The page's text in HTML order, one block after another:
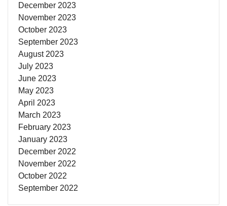
December 2023
November 2023
October 2023
September 2023
August 2023
July 2023
June 2023
May 2023
April 2023
March 2023
February 2023
January 2023
December 2022
November 2022
October 2022
September 2022